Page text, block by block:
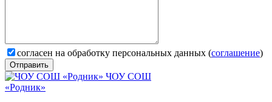
согласен на обработку персональных данных (соглашение)
Отправить
ЧОУ СОШ
«Родник»